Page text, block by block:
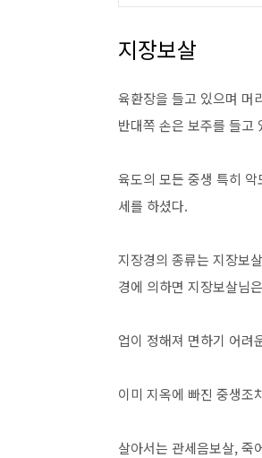
지장보살
육환장을 들고 있으며 머
반대쪽 손은 보주를 들고
육도의 모든 중생 특히
세를 하셨다.
지장경의 종류는 지장보
경에 의하면 지장보살님
업이 정해져 면하기 어려
이미 지옥에 빠진 중생조
살아서는 관세음보살, 죽